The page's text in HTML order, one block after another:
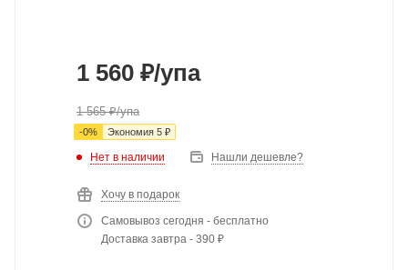
1 560 ₽/упа
1 565₽/упа
-0% Экономия 5 ₽
Нет в наличии Нашли дешевле?
Хочу в подарок
Самовывоз сегодня - бесплатно
Доставка завтра - 390 ₽